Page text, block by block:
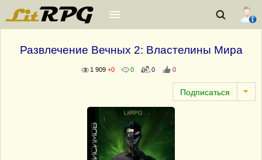
Развлечение Вечных 2: Властелины Мира
1 909 +0 0 0 0